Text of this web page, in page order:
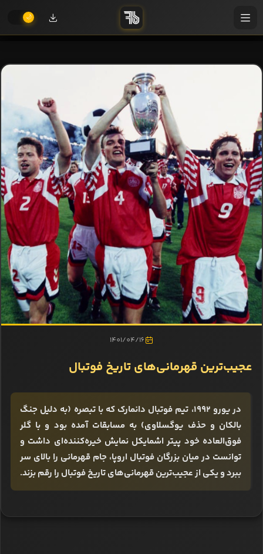
1401/04/16
عجیب‌ترین قهرمانی‌های تاریخ فوتبال
در یورو 1992، تیم فوتبال دانمارک که با تبصره (به دلیل جنگ
بالکان و حذف یوگسلاوی) به مسابقات آمده بود و با گلر
فوق‌العاده خود پیتر اشمایکل نمایش خیره‌کننده‌ای داشت و
توانست در میان بزرگان فوتبال اروپا، جام قهرمانی را بالای سر
ببرد و یکی از عجیب‌ترین قهرمانی‌های تاریخ فوتبال را رقم بزند.